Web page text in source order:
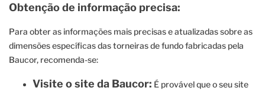
Obtenção de informação precisa:
Para obter as informações mais precisas e atualizadas sobre as
dimensões específicas das torneiras de fundo fabricadas pela
Baucor, recomenda-se:
Visite o site da Baucor: É provável que o seu site